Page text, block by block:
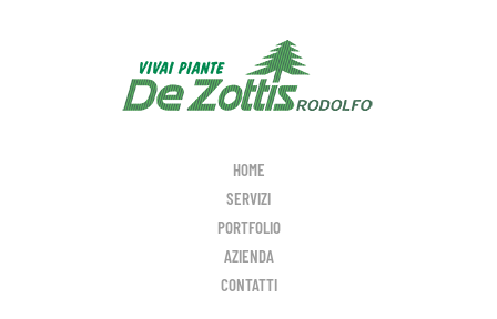
HOME
SERVIZI
PORTFOLIO
AZIENDA
CONTATTI